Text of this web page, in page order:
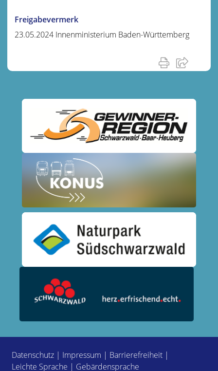
Freigabevermerk
23.05.2024 Innenministerium Baden-Württemberg
Datenschutz | Impressum | Barrierefreiheit |
Leichte Sprache | Gebärdensprache